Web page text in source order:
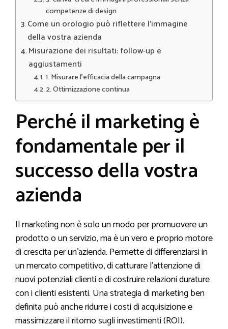
competenze di design
Come un orologio può riflettere l’immagine
della vostra azienda
Misurazione dei risultati: follow-up e
aggiustamenti
1. Misurare l’efficacia della campagna
2. Ottimizzazione continua
Perché il marketing è
fondamentale per il
successo della vostra
azienda
Il marketing non è solo un modo per promuovere un
prodotto o un servizio, ma è un vero e proprio motore
di crescita per un’azienda. Permette di differenziarsi in
un mercato competitivo, di catturare l’attenzione di
nuovi potenziali clienti e di costruire relazioni durature
con i clienti esistenti. Una strategia di marketing ben
definita può anche ridurre i costi di acquisizione e
massimizzare il ritorno sugli investimenti (ROI).